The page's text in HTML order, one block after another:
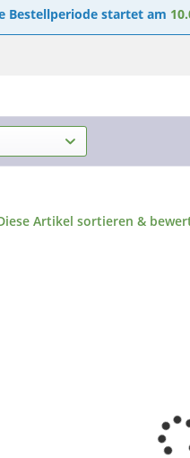
Bestellperiode startet am
Artikel sortieren &